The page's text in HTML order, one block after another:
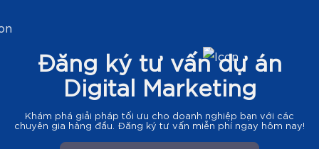
Đăng ký tư vấn dự án
Digital Marketing
Khám phá giải pháp tối ưu cho doanh nghiệp bạn với các
chuyên gia hàng đầu. Đăng ký tư vấn miễn phí ngay hôm nay!